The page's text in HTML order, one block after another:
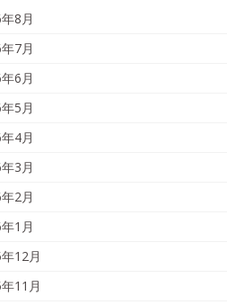
8月
7月
6月
5月
4月
3月
2月
1月
12月
11月